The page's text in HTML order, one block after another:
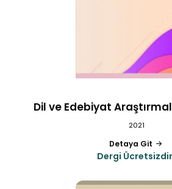
Dil ve Edebiyat
2021
Detaya Git
Dergi Ücretsizdir